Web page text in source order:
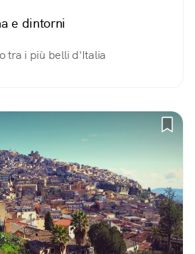
e dintorni
tra i più belli d'Italia